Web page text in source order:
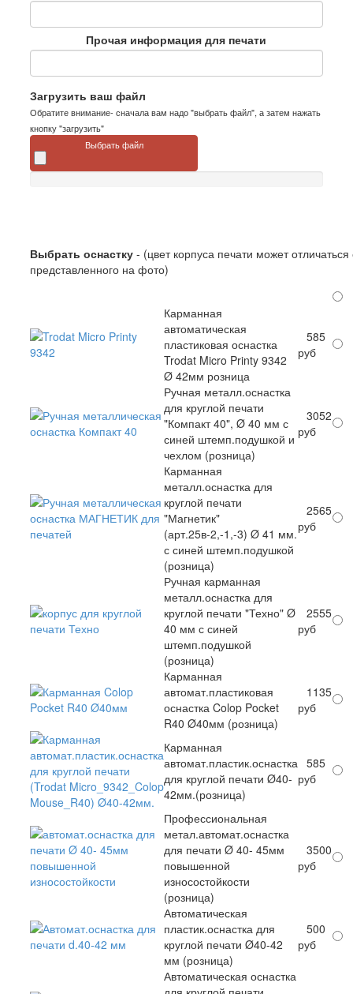
Прочая информация для печати
Загрузить ваш файл
Обратите внимание- сначала вам надо "выбрать файл", а затем нажать
кнопку "загрузить"
Выбрать файл
Выбрать оснастку- (цвет корпуса печати может отличаться
представленного на фото)
Карманная
автоматическая
пластиковая оснастка
Trodat Micro Printy 9342
Ø 42мм розница
585
руб
Ручная металл.оснастка
для круглой печати
"Компакт 40", Ø 40 мм с
синей штемп.подушкой и
чехлом (розница)
3052
руб
Карманная
металл.оснастка для
круглой печати
"Магнетик"
(арт.25в-2,-1,-3) Ø 41 мм.
с синей штемп.подушкой
(розница)
2565
руб
Ручная карманная
металл.оснастка для
круглой печати "Техно" Ø
40 мм с синей
штемп.подушкой
(розница)
2555
руб
Карманная
автомат.пластиковая
оснастка Colop Pocket
R40 Ø40мм (розница)
1135
руб
Карманная
автомат.пластик.оснастка
для круглой печати Ø40-
42мм.(розница)
585
руб
Профессиональная
метал.автомат.оснастка
для печати Ø 40- 45мм
повышенной
износостойкости
(розница)
3500
руб
Автоматическая
пластик.оснастка для
круглой печати Ø40-42
мм (розница)
500
руб
Автоматическая оснастка